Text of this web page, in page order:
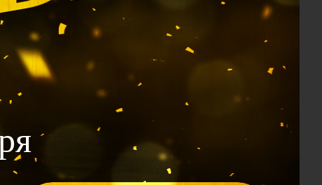
1.990
Калькулятор 12 Дворцов: проф
модуль (доступ на год)
2.400
Калькулятор Ци Мэнь: проф
модуль (доступ на год)
по Ба Цзы" (доступ на год)